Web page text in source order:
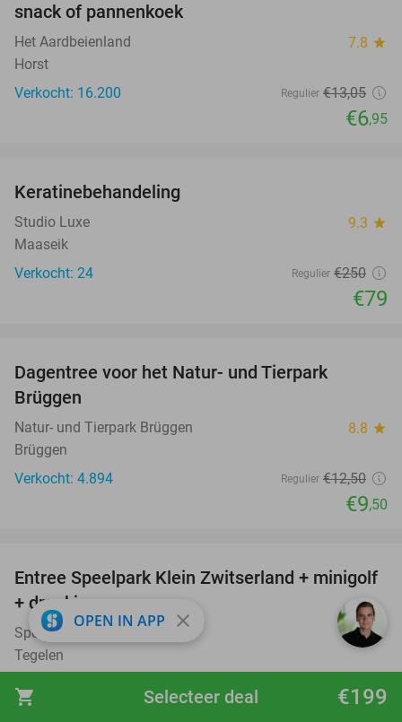
shopping_cart €199
Selecteer deal
snack of pannenkoek
Het Aardbeienland 7.8 star
Horst
Verkocht: 16.200
Regulier €13,05
€6,95
Keratinebehandeling
Studio Luxe 9.3 star
Maaseik
Verkocht: 24
Regulier €250
€79
Dagentree voor het Natur- und Tierpark
Brüggen
Natur- und Tierpark Brüggen 8.8 star
Brüggen
Verkocht: 4.894
Regulier €12,50
€9,50
38%
Entree Speelpark Klein Zwitserland + minigolf
+ drankje
Speelpark Klein Zwitserland 9.5star
Tegelen
Verkocht: 3.232
€9
OPEN IN APP close